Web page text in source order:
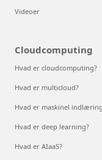
Videoer
Cloudcomputing
Hvad er cloudcomputing?
Hvad er multicloud?
Hvad er maskinel
Hvad er deep learning?
Hvad er AIaaS?